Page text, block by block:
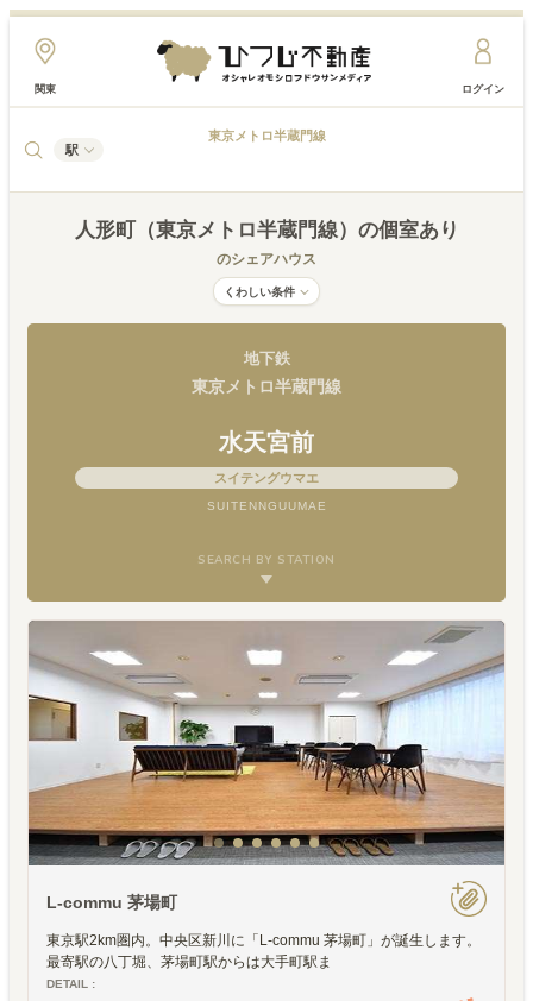
関東 ログイン
駅
東京メトロ半蔵門線
人形町（東京メトロ半蔵門線） の個室あり
のシェアハウス
くわしい条件
地下鉄
東京メトロ半蔵門線
水天宮前
スイテングウマエ
SUITENNGUUMAE
SEARCH BY STATION
L-commu 茅場町
東京駅2km圏内。中央区新川に「L-commu 茅場町」が誕生します。
最寄駅の八丁堀、茅場町駅からは大手町駅ま
DETAIL :